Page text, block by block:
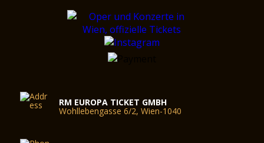
RM EUROPA TICKET GMBH
Wohllebengasse 6/2, Wien-1040